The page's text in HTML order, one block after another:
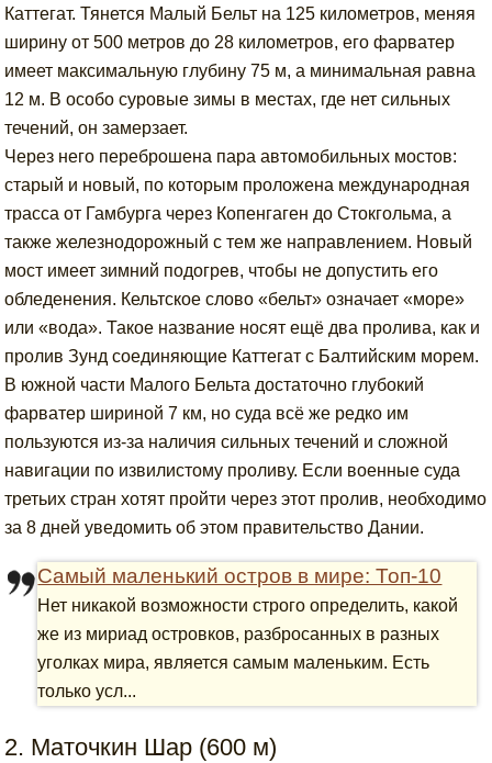
Каттегат. Тянется Малый Бельт на 125 километров, меняя
ширину от 500 метров до 28 километров, его фарватер
имеет максимальную глубину 75 м, а минимальная равна
12 м. В особо суровые зимы в местах, где нет сильных
течений, он замерзает.
Через него переброшена пара автомобильных мостов:
старый и новый, по которым проложена международная
трасса от Гамбурга через Копенгаген до Стокгольма, а
также железнодорожный с тем же направлением. Новый
мост имеет зимний подогрев, чтобы не допустить его
обледенения. Кельтское слово «бельт» означает «море»
или «вода». Такое название носят ещё два пролива, как и
пролив Зунд соединяющие Каттегат с Балтийским морем.
В южной части Малого Бельта достаточно глубокий
фарватер шириной 7 км, но суда всё же редко им
пользуются из-за наличия сильных течений и сложной
навигации по извилистому проливу. Если военные суда
третьих стран хотят пройти через этот пролив, необходимо
за 8 дней уведомить об этом правительство Дании.
Самый маленький остров в мире: Топ-10
Нет никакой возможности строго определить, какой
же из мириад островков, разбросанных в разных
уголках мира, является самым маленьким. Есть
только усл...
2. Маточкин Шар (600 м)